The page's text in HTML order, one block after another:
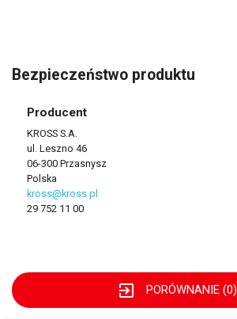
Bezpieczeństwo produktu
Producent
KROSS S.A.
ul. Leszno 46
06-300 Przasnysz
Polska
kross@kross.pl
29 752 11 00
exit_to_app PORÓWNANIE (0)